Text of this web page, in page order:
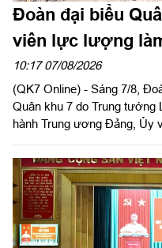
Đoàn đại biểu
viên lực lượng
viên Lê Thị Riêng
10:17 07/08/2026
(QK7 Online) - Sáng 7/8,
Quân khu 7 do Trung tướng
hành Trung ương Đảng, Ủy
hoa, dâng hương tưởng
hùng liệt sĩ và thăm, động
công viên Lê Thị Riêng,